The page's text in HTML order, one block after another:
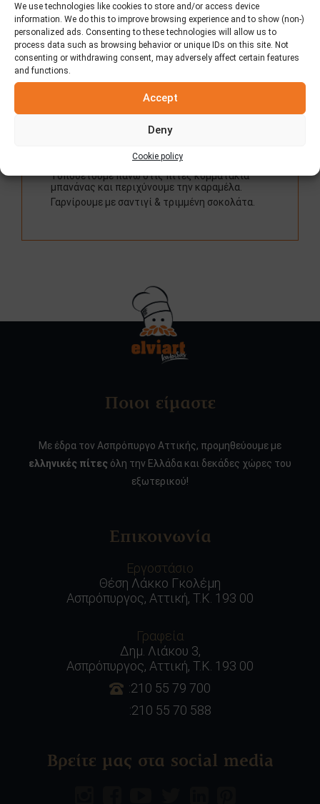
We use technologies like cookies to store and/or access device
information. We do this to improve browsing experience and to show (non-)
personalized ads. Consenting to these technologies will allow us to
process data such as browsing behavior or unique IDs on this site. Not
consenting or withdrawing consent, may adversely affect certain features
and functions.
Accept
Deny
Cookie policy
Κοινοποιήστε τη συνταγή
Προετοιμασία
Μόλις ετοιμαστεί, βουτυρώνουμε ελαφρά τις
Τοποθετούμε πάνω στις πίτες κομματάκια
μπανάνας και περιχύνουμε την καραμέλα.
Γαρνίρουμε με σαντιγί & τριμμένη σοκολάτα.
Ποιοι είμαστε
Με έδρα τον Ασπρόπυργο Αττικής, προμηθεύουμε με
ελληνικές πίτες όλη την Ελλάδα και δεκάδες χώρες του
εξωτερικού!
Επικοινωνία
Εργοστάσιο
Θέση Λάκκο Γκολέμη
Ασπρόπυργος, Αττική, Τ.Κ. 193 00
Γραφεία
Δημ. Λιάκου 3,
Ασπρόπυργος, Αττική, Τ.Κ. 193 00
:210 55 79 700
:210 55 70 588
Βρείτε μας στα social media